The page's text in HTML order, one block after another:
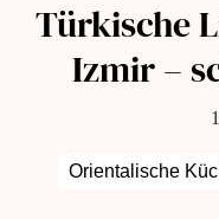
Türkische
Izmir –
Orientalische